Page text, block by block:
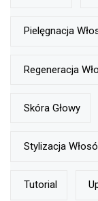
Pielęgnacja
Regeneracja
Skóra Głowy
Stylizacja
Tutorial